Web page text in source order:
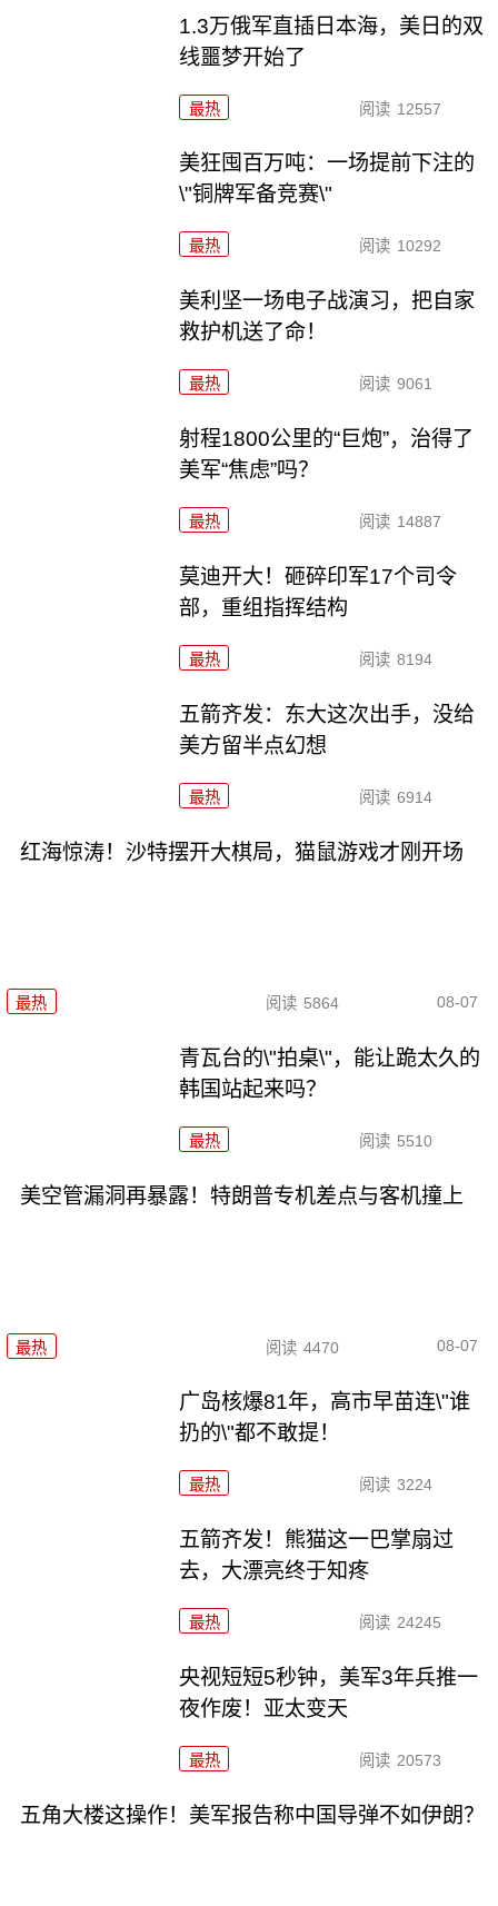
1.3万俄军直插日本海，美日的双
线噩梦开始了
最热 阅读 12557
美狂囤百万吨：一场提前下注的
\"铜牌军备竞赛\"
最热 阅读 10292
美利坚一场电子战演习，把自家
救护机送了命！
最热 阅读 9061
射程1800公里的“巨炮”，治得了
美军“焦虑”吗？
最热 阅读 14887
莫迪开大！砸碎印军17个司令
部，重组指挥结构
最热 阅读 8194
五箭齐发：东大这次出手，没给
美方留半点幻想
最热 阅读 6914
红海惊涛！沙特摆开大棋局，猫鼠游戏才刚开场
最热 阅读 5864 08-07
青瓦台的\"拍桌\"，能让跪太久的
韩国站起来吗？
最热 阅读 5510
美空管漏洞再暴露！特朗普专机差点与客机撞上
最热 阅读 4470 08-07
广岛核爆81年，高市早苗连\"谁
扔的\"都不敢提！
最热 阅读 3224
五箭齐发！熊猫这一巴掌扇过
去，大漂亮终于知疼
最热 阅读 24245
央视短短5秒钟，美军3年兵推一
夜作废！亚太变天
最热 阅读 20573
五角大楼这操作！美军报告称中国导弹不如伊朗？